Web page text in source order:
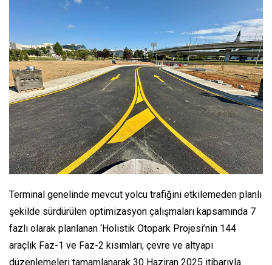
Terminal genelinde mevcut yolcu trafiğini etkilemeden planlı
şekilde sürdürülen optimizasyon çalışmaları kapsamında 7
fazlı olarak planlanan ‘Holistik Otopark Projesi’nin 144
araçlık Faz-1 ve Faz-2 kısımları, çevre ve altyapı
düzenlemeleri tamamlanarak 30 Haziran 2025 itibarıyla